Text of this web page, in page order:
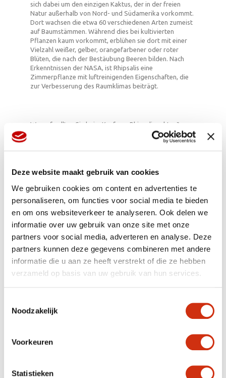
Deze website maakt gebruik van cookies
We gebruiken cookies om content en advertenties te
personaliseren, om functies voor social media te bieden
en om ons websiteverkeer te analyseren. Ook delen we
informatie over uw gebruik van onze site met onze
partners voor social media, adverteren en analyse. Deze
partners kunnen deze gegevens combineren met andere
informatie die u aan ze heeft verstrekt of die ze hebben
verzameld op basis van uw gebruik van hun services.
Noodzakelijk
Voorkeuren
Statistieken
sich dabei um den einzigen Kaktus, der in der freien
Natur außerhalb von Nord- und Südamerika vorkommt.
Dort wachsen die etwa 60 verschiedenen Arten zumeist
auf Baumstämmen. Während dies bei kultivierten
Pflanzen kaum vorkommt, erblühen sie dort mit einer
Vielzahl weißer, gelber, orangefarbener oder roter
Blüten, die nach der Bestäubung Beeren bilden. Nach
Erkenntnissen der NASA, ist Rhipsalis eine
Zimmerpflanze mit luftreinigenden Eigenschaften, die
zur Verbesserung des Raumklimas beiträgt.
Worauf sollten Sie beim Kauf von Rhipsalis achten?
Die Ranken sollten bereits eine gewisse Länge
aufweisen und Rhipsalis muss den Topf schön
Blättern und eine schöne, volle Form der Pflanze.
Krankheiten, aber prüfen Sie sicherheitshalber,
ob sich Wollläuse an der Pflanze befinden.
speziellen Verpackung für Hängepflanzen
angeboten werden.
Bei Lagerung und Transport sollte die
Herbstwetter muss die Pflanze gut verpackt
werden, damit der Kunde sie unbeschädigt nach
Hause transportieren kann.
Verzweigungen (R. pilocarpa) oder einem wirren grünen
aussehen wie sich kräuselnde Bänder oder wie eine Art
Pflegetipps für Konsumenten